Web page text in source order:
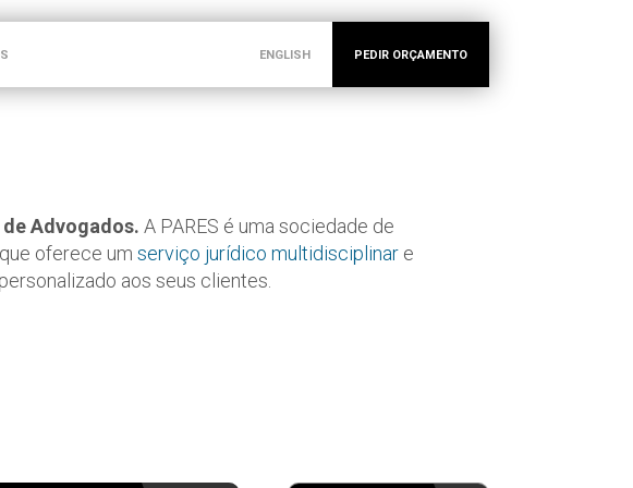
ENGLISH PEDIR ORÇAMENTO
Advogados. A PARES é uma sociedade de
oferece um serviço jurídico multidisciplinar e
aos seus clientes.